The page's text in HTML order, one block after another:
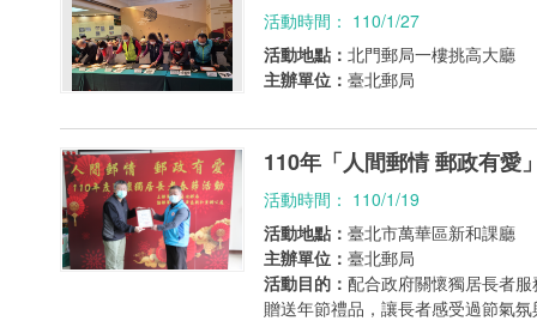
活動時間： 110/1/27
活動地點： 北門郵局一樓挑高大廳
主辦單位： 臺北郵局
110年「人間郵情 郵政有愛
活動時間： 110/1/19
活動地點： 臺北市萬華區新和課廳
主辦單位： 臺北郵局
活動目的： 配合政府關懷獨居長者
贈送年節禮品，讓長者感受過節氣